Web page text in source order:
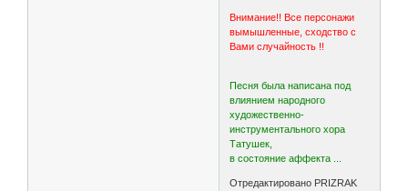
Внимание!! Все персонажи
вымышленные, сходство с
Вами случайность !!
Песня была написана под
влиянием народного
художественно-
инструментального хора
Татушек,
в состояние аффекта ...
Отредактировано PRIZRAK